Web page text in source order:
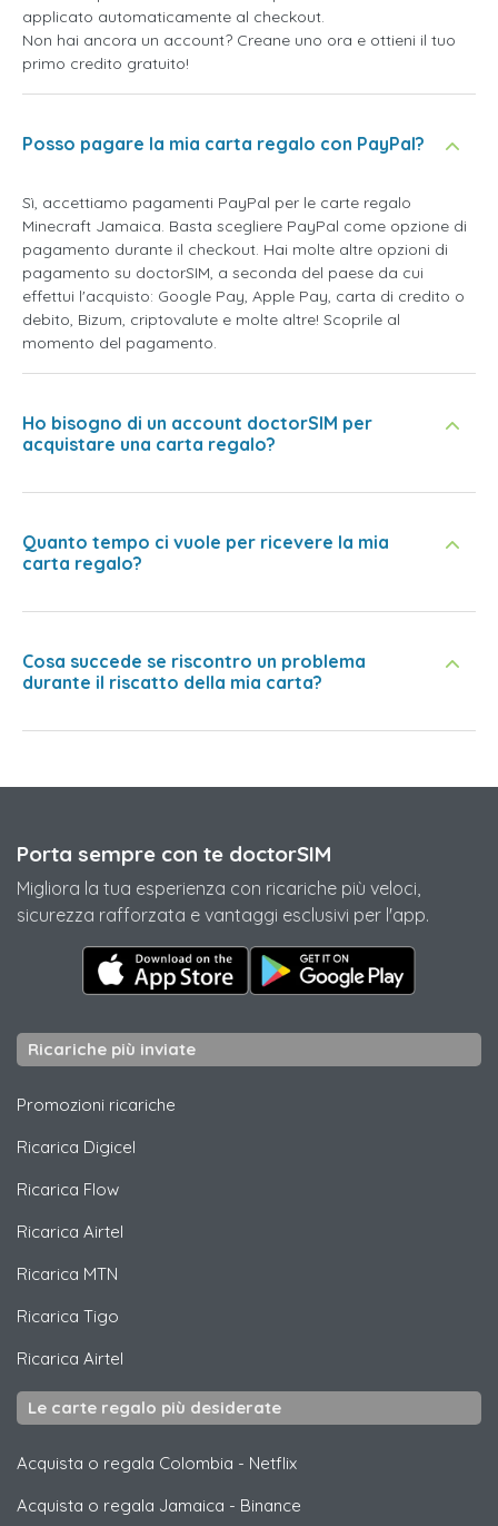
applicato automaticamente al checkout.
Non hai ancora un account? Creane uno ora e ottieni il tuo
primo credito gratuito!
Posso pagare la mia carta regalo con PayPal?
Sì, accettiamo pagamenti PayPal per le carte regalo
Minecraft Jamaica. Basta scegliere PayPal come opzione di
pagamento durante il checkout. Hai molte altre opzioni di
pagamento su doctorSIM, a seconda del paese da cui
effettui l'acquisto: Google Pay, Apple Pay, carta di credito o
debito, Bizum, criptovalute e molte altre! Scoprile al
momento del pagamento.
Ho bisogno di un account doctorSIM per
acquistare una carta regalo?
Quanto tempo ci vuole per ricevere la mia
carta regalo?
Cosa succede se riscontro un problema
durante il riscatto della mia carta?
Porta sempre con te doctorSIM
Migliora la tua esperienza con ricariche più veloci,
sicurezza rafforzata e vantaggi esclusivi per l'app.
Ricariche più inviate
Promozioni ricariche
Ricarica Digicel
Ricarica Flow
Ricarica Airtel
Ricarica MTN
Ricarica Tigo
Ricarica Airtel
Le carte regalo più desiderate
Acquista o regala Colombia - Netflix
Acquista o regala Jamaica - Binance